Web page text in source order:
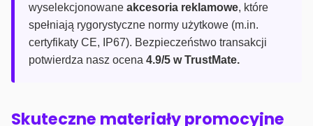
wyselekcjonowane akcesoria reklamowe, które
spełniają rygorystyczne normy użytkowe (m.in.
certyfikaty CE, IP67). Bezpieczeństwo transakcji
potwierdza nasz ocena 4.9/5 w TrustMate.
Skuteczne materiały promocyjne